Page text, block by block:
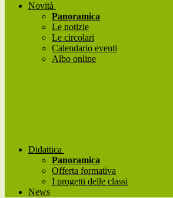
Novità
Panoramica
Le notizie
Le circolari
Calendario eventi
Albo online
Didattica
Panoramica
Offerta formativa
I progetti delle classi
News